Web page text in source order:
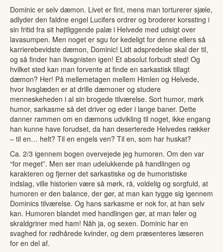
Dominic er selv dæmon. Livet er fint, mens man torturerer sjæle,
adlyder den faldne engel Lucifers ordrer og broderer korssting i
sin fritid fra sit højtliggende palæ i Helvede med udsigt over
lavasumpen. Men noget er sgu for kedeligt for denne ellers så
karrierebevidste dæmon, Dominic! Lidt adspredelse skal der til,
og så finder han livsgnisten igen! Et absolut forbudt sted! Og
hvilket sted kan man forvente at finde en sarkastisk tillagt
dæmon? Her! På mellemetagen mellem Himlen og Helvede,
hvor livsglæden er at drille dæmoner og studere
menneskeheden i al sin brogede tilværelse. Sort humor, mørk
humor, sarkasme så det driver og eder i lange baner. Dette
danner rammen om en dæmons udvikling til noget, ikke engang
han kunne have forudset, da han deserterede Helvedes rækker
– til en… helt? Til en engels ven? Til en, som har huskat?
Ca. 2/3 igennem bogen overvejede jeg humoren. Om den var
“for meget”. Men ser man udelukkende på handlingen og
karakteren og fjerner det sarkastiske og de humoristiske
indslag, ville historien være så mørk, rå, voldelig og sorgfuld, at
humoren er den balance, der gør, at man kan tygge sig igennem
Dominics tilværelse. Og hans sarkasme er nok for, at han selv
kan. Humoren blandet med handlingen gør, at man føler og
skraldgriner med ham! Nåh ja, og sexen. Dominic har en
svaghed for rødhårede kvinder, og dem præsenteres læseren
for en del af.